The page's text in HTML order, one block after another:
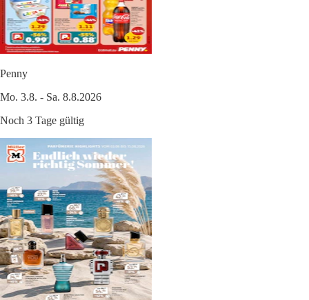
Penny
Mo. 3.8. - Sa. 8.8.2026
Noch 3 Tage gültig